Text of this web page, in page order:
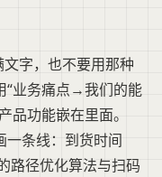
字，也不要用那种
“业务痛点→我们的能
功能嵌在里面。
一条线：到货时间
路径优化算法与扫码